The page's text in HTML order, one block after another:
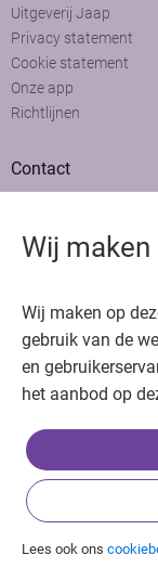
Wij
Wij maken op
gebruik van de
en
het aanbod op
Lees ook ons
Bedankt
Krijg gratis
Uitgeverij Jaap
Privacy statement
Cookie statement
Onze app
Richtlijnen
Contact
Adverteren
Copyright © 2026.